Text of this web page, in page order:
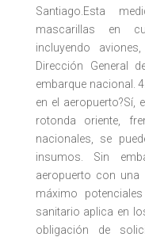
Santiago.Esta
mascarillas en
incluyendo
Dirección General
embarque nacional.
en el aeropuerto?Sí,
rotonda oriente,
nacionales, se
insumos. Sin
aeropuerto con
máximo
sanitario aplica en
obligación de